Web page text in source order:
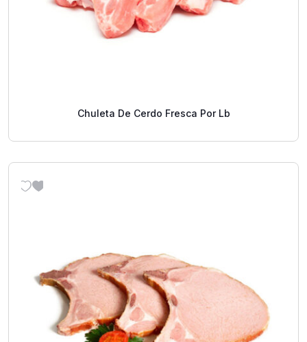
Chuleta De Cerdo Fresca Por Lb